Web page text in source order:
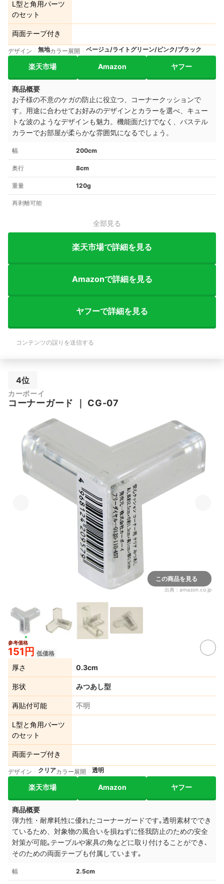
L型と角用パーツ
のセット
両面テープ付き
デザイン 無地カラー展開 ベージュ/ライトグリーン/ピンク/ブラック
楽天市場 Amazon ヤフー
商品概要
お子様の不意のケガの防止に役立つ、コーナークッションで
す。用途に合わせてお好みのデザインとカラーを選べ、キュー
トな波のようなデザインも魅力。 機能面だけでなく、パステル
カラーでお部屋が柔らかな雰囲気になるでしょう。
幅 200cm
奥行 8cm
重量 120g
再剥離可能
全部見る
楽天市場で詳細を見る
Amazonで詳細を見る
ヤフーで詳細を見る
コンテンツの誤りを送信する
4位
カーボーイ
コーナーガード ｜ CG-07
この商品を見る
出典： amazon.co.jp
参考価格
151円 低価格
厚さ 0.3cm
形状 みつあし型
再貼付可能 不明
L型と角用パーツ
のセット
両面テープ付き
デザイン クリアカラー展開 透明
楽天市場 Amazon ヤフー
商品概要
弾力性・耐摩耗性に優れたコーナーガードです｡透明素材ででき
ているため、対象物の風合いを損ねずに怪我防止のための安全
対策が可能｡テーブルや家具の角などに取り付けることができ､
そのための両面テープも付属しています｡
幅 2.5cm